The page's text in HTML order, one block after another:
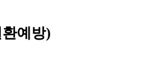
예방)